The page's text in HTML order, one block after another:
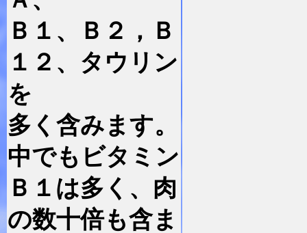
Ｂ１、Ｂ２，Ｂ
１２、タウリン
を
多く含みます。
中でもビタミン
Ｂ１は多く、肉
の数十倍も含ま